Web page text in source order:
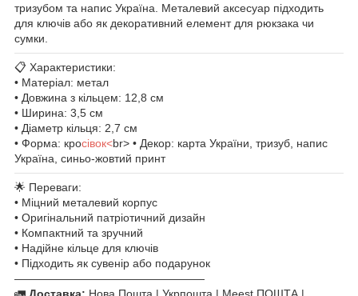
тризубом та напис Україна. Металевий аксесуар підходить
для ключів або як декоративний елемент для рюкзака чи
сумки.
📋 Характеристики:
• Матеріал: метал
• Довжина з кільцем: 12,8 см
• Ширина: 3,5 см
• Діаметр кільця: 2,7 см
• Форма: кросівок<br> • Декор: карта України, тризуб, напис
Україна, синьо-жовтий принт
🌟 Переваги:
• Міцний металевий корпус
• Оригінальний патріотичний дизайн
• Компактний та зручний
• Надійне кільце для ключів
• Підходить як сувенір або подарунок
—————————————————
🚛 Доставка: Нова Пошта | Укрпошта | Meest ПОШТА |